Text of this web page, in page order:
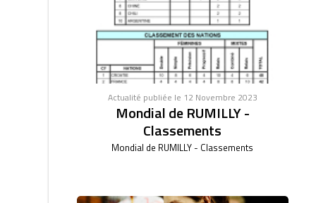
Actualité publiée le 12 Novembre 2023
Mondial de RUMILLY -
Classements
Mondial de RUMILLY - Classements